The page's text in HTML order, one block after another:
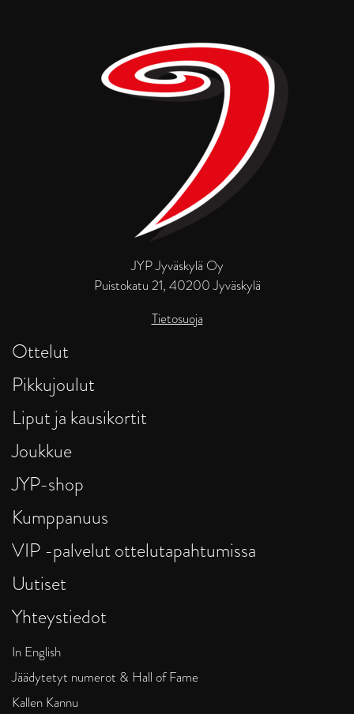
JYP Jyväskylä Oy
Puistokatu 21, 40200 Jyväskylä
Tietosuoja
Ottelut
Pikkujoulut
Liput ja kausikortit
Joukkue
JYP-shop
Kumppanuus
VIP -palvelut ottelutapahtumissa
Uutiset
Yhteystiedot
In English
Jäädytetyt numerot & Hall of Fame
Kallen Kannu